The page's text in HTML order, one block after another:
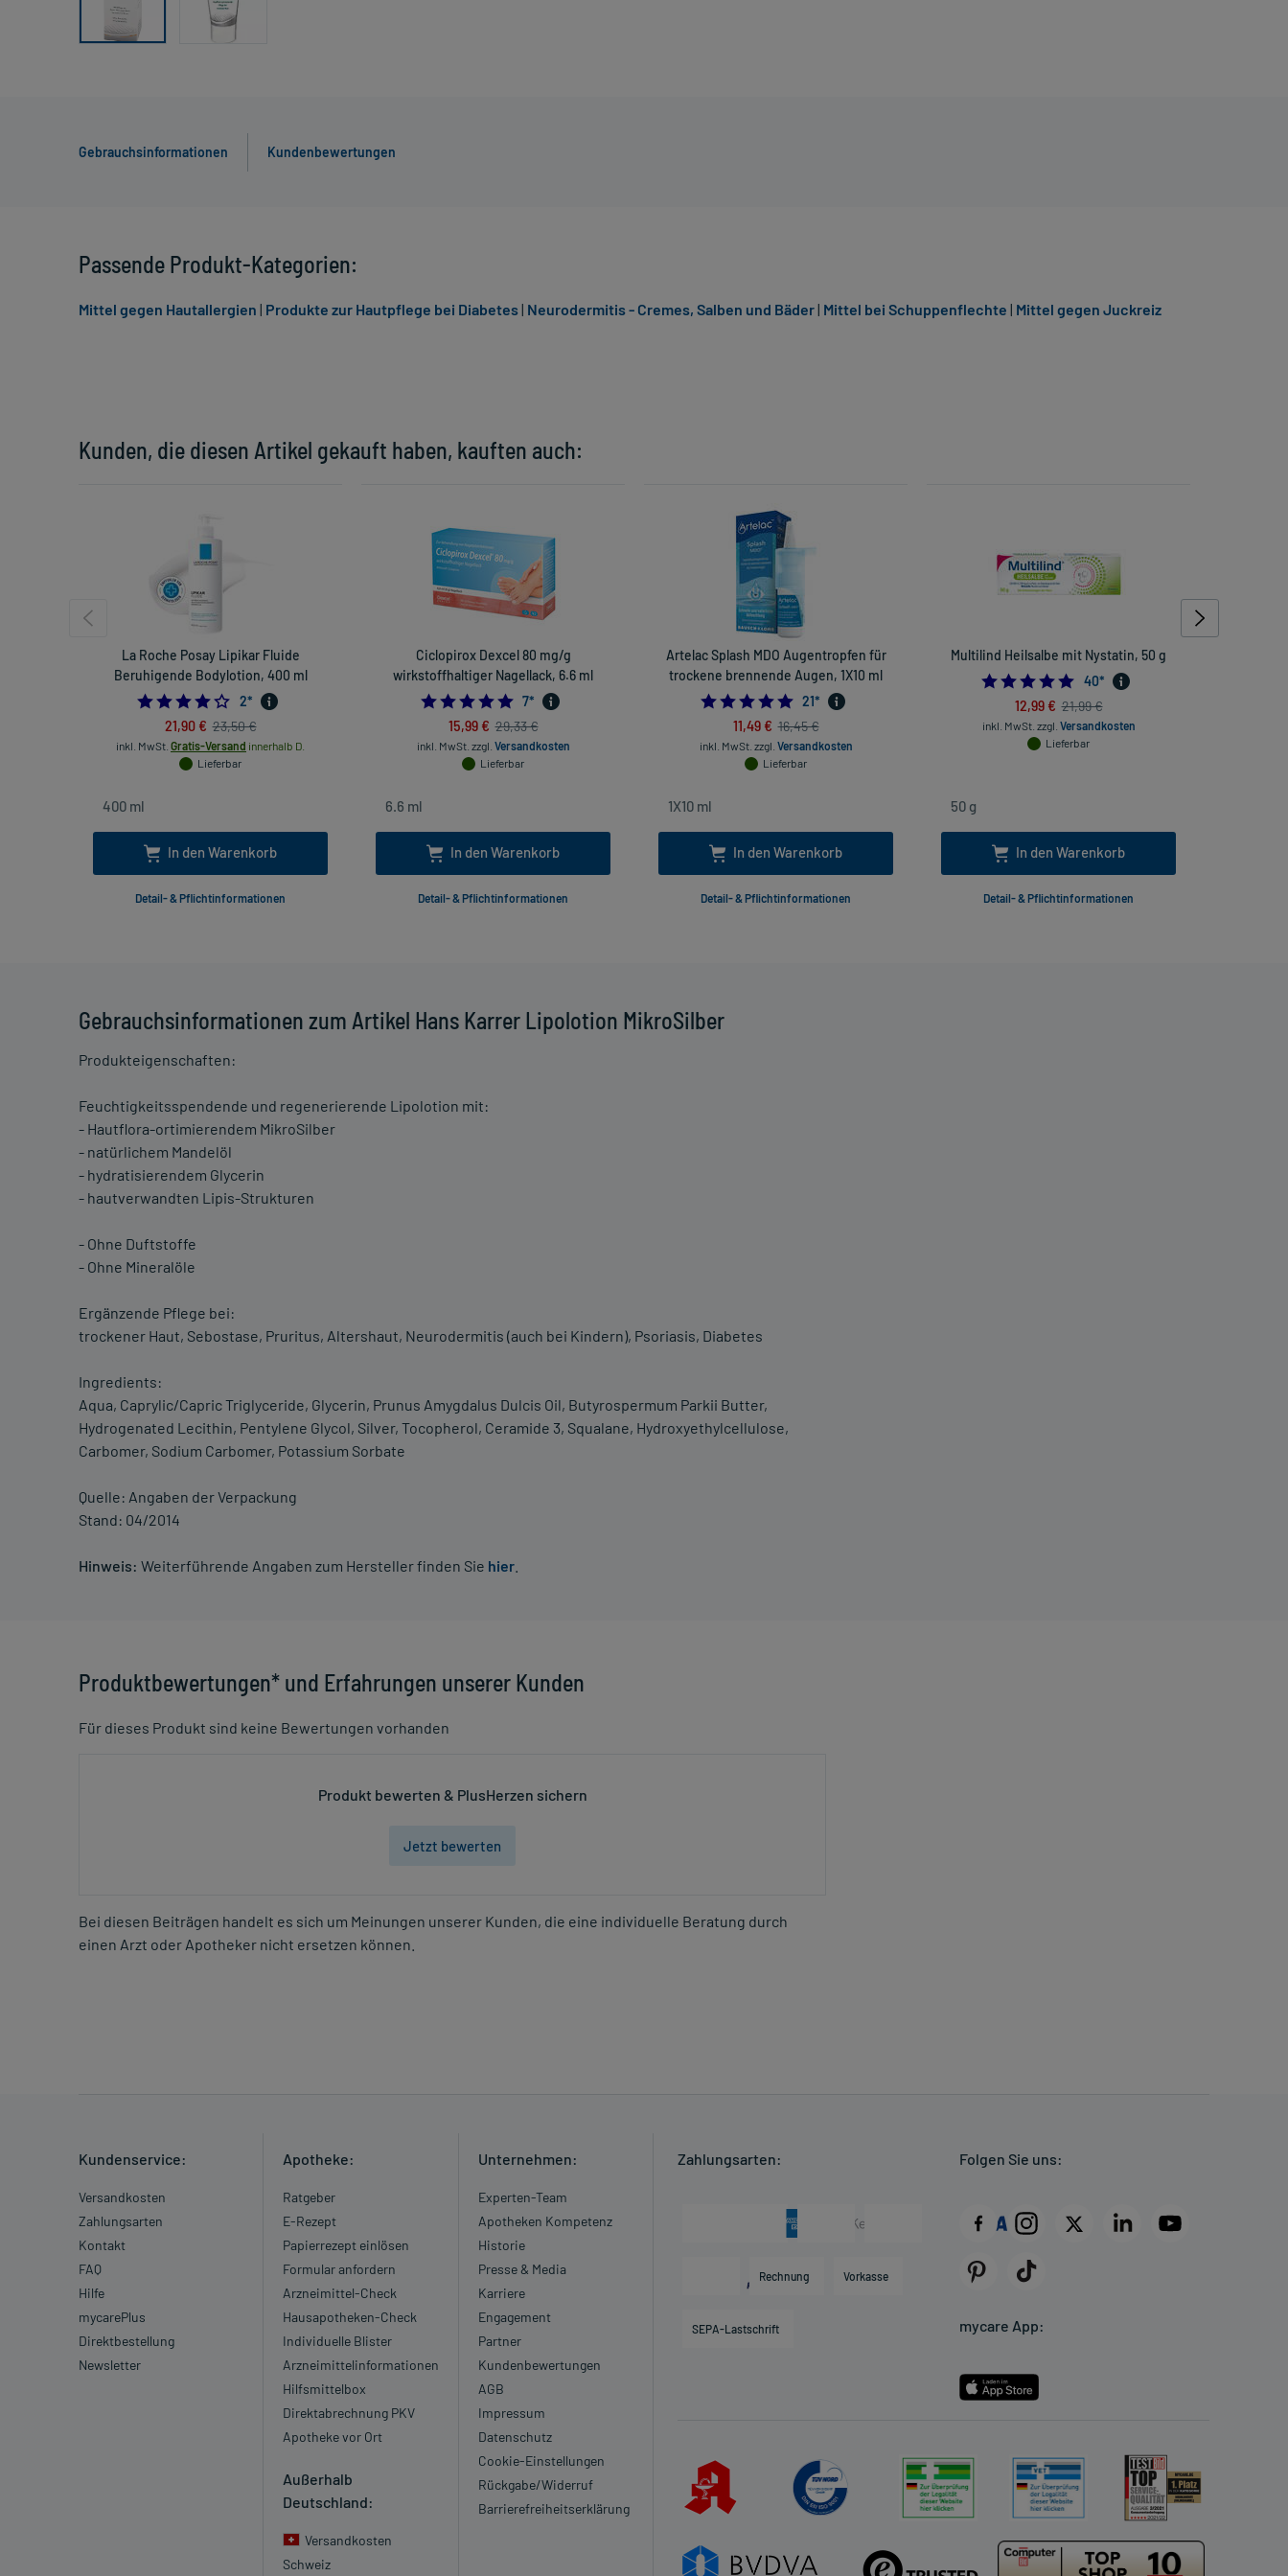
Gebrauchsinformationen Kundenbewertungen
Gebrauchsinformationen zum Artikel Hans Karrer Lipolotion MikroSilber
Produkteigenschaften:
Feuchtigkeitsspendende und regenerierende Lipolotion mit:
- Hautflora-ortimierendem MikroSilber
- natürlichem Mandelöl
- hydratisierendem Glycerin
- hautverwandten Lipis-Strukturen
- Ohne Duftstoffe
- Ohne Mineralöle
Ergänzende Pflege bei:
trockener Haut, Sebostase, Pruritus, Altershaut, Neurodermitis (auch bei Kindern), Psoriasis, Diabetes
Ingredients:
Aqua, Caprylic/Capric Triglyceride, Glycerin, Prunus Amygdalus Dulcis Oil, Butyrospermum Parkii Butter,
Hydrogenated Lecithin, Pentylene Glycol, Silver, Tocopherol, Ceramide 3, Squalane, Hydroxyethylcellulose,
Carbomer, Sodium Carbomer, Potassium Sorbate
Quelle: Angaben der Verpackung
Stand: 04/2014
Hinweis: Weiterführende Angaben zum Hersteller finden Sie hier
Produktbewertungen* und Erfahrungen unserer Kunden
Für dieses Produkt sind keine Bewertungen vorhanden
Produkt bewerten & PlusHerzen sichern
Jetzt bewerten
Bei diesen Beiträgen handelt es sich um Meinungen unserer Kunden, die eine individuelle Beratung durch
einen Arzt oder Apotheker nicht ersetzen können.
Kunden, die diesen Artikel gekauft haben, kauften auch:
La Roche Posay Lipikar Fluide
Beruhigende Bodylotion, 400 ml
4.0
2*
21,90 € 23,50 €
inkl. MwSt. Gratis-Versand innerhalb D.
Lieferbar
In den Warenkorb
Detail- & Pflichtinformationen
Ciclopirox Dexcel 80 mg/g
wirkstoffhaltiger Nagellack, 6.6 ml
4.857142857142857
7*
15,99 € 29,33 €
inkl. MwSt. zzgl. Versandkosten
Lieferbar
In den Warenkorb
Detail- & Pflichtinformationen
Artelac Splash MDO Augentropfen für
trockene brennende Augen, 1X10 ml
4.761904761904762
21*
11,49 € 16,45 €
inkl. MwSt. zzgl. Versandkosten
Lieferbar
In den Warenkorb
Detail- & Pflichtinformationen
Multilind Heilsalbe mit Nystatin, 50 g
4.9
40*
12,99 € 21,99 €
inkl. MwSt. zzgl. Versandkosten
Lieferbar
In den Warenkorb
Detail- & Pflichtinformationen
Passende Produkt-Kategorien:
Mittel gegen Hautallergien | Produkte zur Hautpflege bei Diabetes| Neurodermitis - Cremes, Salben und Bäder| Mittel bei Schuppenflechte | Mittel gegen Juckreiz
Kundenservice:
Versandkosten
Zahlungsarten
Kontakt
FAQ
Hilfe
mycarePlus
Direktbestellung
Newsletter
Apotheke:
Ratgeber
E-Rezept
Papierrezept einlösen
Formular anfordern
Arzneimittel-Check
Hausapotheken-Check
Individuelle Blister
Arzneimittelinformationen
Hilfsmittelbox
Direktabrechnung PKV
Apotheke vor Ort
Außerhalb
Deutschland:
Versandkosten
Schweiz
Unternehmen:
Experten-Team
Apotheken Kompetenz
Historie
Presse & Media
Karriere
Engagement
Partner
Kundenbewertungen
AGB
Impressum
Datenschutz
Cookie-Einstellungen
Rückgabe/Widerruf
Barrierefreiheitserklärung
Zahlungsarten:
Rechnung Vorkasse
SEPA-Lastschrift
Folgen Sie uns:
mycare App: